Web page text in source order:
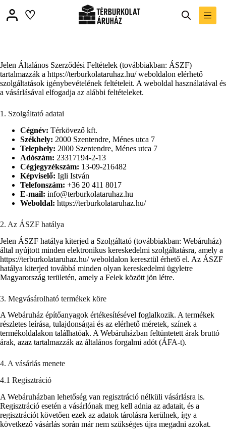
content
♡
Jelen Általános Szerződési Feltételek (továbbiakban: ÁSZF)
tartalmazzák a https://terburkolataruhaz.hu/ weboldalon elérhető
szolgáltatások igénybevételének feltételeit. A weboldal használatával és
a vásárlásával elfogadja az alábbi feltételeket.
1. Szolgáltató adatai
Cégnév: Térkövező kft.
Székhely: 2000 Szentendre, Ménes utca 7
Telephely: 2000 Szentendre, Ménes utca 7
Adószám: 23317194-2-13
Cégjegyzékszám: 13-09-216482
Képviselő: Igli István
Telefonszám: +36 20 411 8017
E-mail: info@terburkolataruhaz.hu
Weboldal: https://terburkolataruhaz.hu/
2. Az ÁSZF hatálya
Jelen ÁSZF hatálya kiterjed a Szolgáltató (továbbiakban: Webáruház)
által nyújtott minden elektronikus kereskedelmi szolgáltatásra, amely a
https://terburkolataruhaz.hu/ weboldalon keresztül érhető el. Az ÁSZF
hatálya kiterjed továbbá minden olyan kereskedelmi ügyletre
Magyarország területén, amely a Felek között jön létre.
3. Megvásárolható termékek köre
A Webáruház építőanyagok értékesítésével foglalkozik. A termékek
részletes leírása, tulajdonságai és az elérhető méretek, színek a
termékoldalakon találhatóak. A Webáruházban feltüntetett árak bruttó
árak, azaz tartalmazzák az általános forgalmi adót (ÁFA-t).
4. A vásárlás menete
4.1 Regisztráció
A Webáruházban lehetőség van regisztráció nélküli vásárlásra is.
Regisztráció esetén a vásárlónak meg kell adnia az adatait, és a
regisztrációt követően ezek az adatok tárolásra kerülnek, így a
következő vásárlás során már nem szükséges újra megadni azokat.